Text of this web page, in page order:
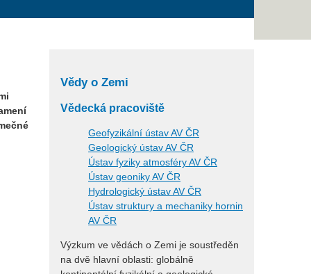
Vědy o Zemi
Vědecká pracoviště
Geofyzikální ústav AV ČR
Geologický ústav AV ČR
Ústav fyziky atmosféry AV ČR
Ústav geoniky AV ČR
Hydrologický ústav AV ČR
Ústav struktury a mechaniky hornin
AV ČR
Výzkum ve vědách o Zemi je soustředěn
na dvě hlavní oblasti: globálně